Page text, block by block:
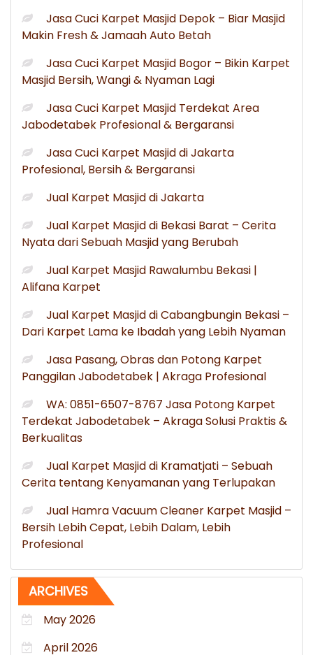
Jasa Cuci Karpet Masjid Depok – Biar Masjid
Makin Fresh & Jamaah Auto Betah
Jasa Cuci Karpet Masjid Bogor – Bikin Karpet
Masjid Bersih, Wangi & Nyaman Lagi
Jasa Cuci Karpet Masjid Terdekat Area
Jabodetabek Profesional & Bergaransi
Jasa Cuci Karpet Masjid di Jakarta
Profesional, Bersih & Bergaransi
Jual Karpet Masjid di Jakarta
Jual Karpet Masjid di Bekasi Barat – Cerita
Nyata dari Sebuah Masjid yang Berubah
Jual Karpet Masjid Rawalumbu Bekasi |
Alifana Karpet
Jual Karpet Masjid di Cabangbungin Bekasi –
Dari Karpet Lama ke Ibadah yang Lebih Nyaman
Jasa Pasang, Obras dan Potong Karpet
Panggilan Jabodetabek | Akraga Profesional
WA: 0851-6507-8767 Jasa Potong Karpet
Terdekat Jabodetabek – Akraga Solusi Praktis &
Berkualitas
Jual Karpet Masjid di Kramatjati – Sebuah
Cerita tentang Kenyamanan yang Terlupakan
Jual Hamra Vacuum Cleaner Karpet Masjid –
Bersih Lebih Cepat, Lebih Dalam, Lebih
Profesional
ARCHIVES
May 2026
April 2026